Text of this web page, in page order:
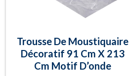
Trousse De Moustiquaire
Décoratif 91 Cm X 213
Cm Motif D’onde